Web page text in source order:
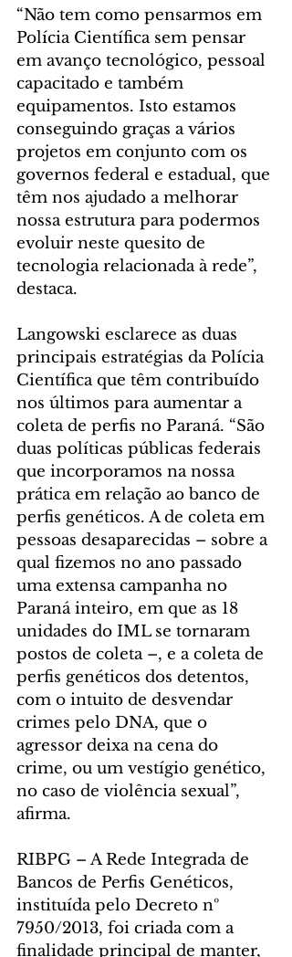
“Não tem como pensarmos em
Polícia Científica sem pensar
em avanço tecnológico, pessoal
capacitado e também
equipamentos. Isto estamos
conseguindo graças a vários
projetos em conjunto com os
governos federal e estadual, que
têm nos ajudado a melhorar
nossa estrutura para podermos
evoluir neste quesito de
tecnologia relacionada à rede”,
destaca.
Langowski esclarece as duas
principais estratégias da Polícia
Científica que têm contribuído
nos últimos para aumentar a
coleta de perfis no Paraná. “São
duas políticas públicas federais
que incorporamos na nossa
prática em relação ao banco de
perfis genéticos. A de coleta em
pessoas desaparecidas – sobre a
qual fizemos no ano passado
uma extensa campanha no
Paraná inteiro, em que as 18
unidades do IML se tornaram
postos de coleta –, e a coleta de
perfis genéticos dos detentos,
com o intuito de desvendar
crimes pelo DNA, que o
agressor deixa na cena do
crime, ou um vestígio genético,
no caso de violência sexual”,
afirma.
RIBPG – A Rede Integrada de
Bancos de Perfis Genéticos,
instituída pelo Decreto nº
7950/2013, foi criada com a
finalidade principal de manter,